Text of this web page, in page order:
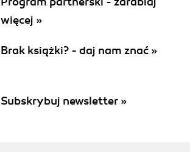
więcej »
Brak książki? - daj nam znać »
Subskrybuj newsletter »